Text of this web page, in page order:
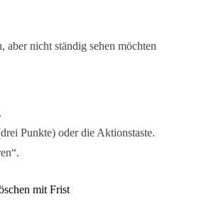
aber nicht ständig sehen möchten
Punkte) oder die Aktionstaste.
mit Frist